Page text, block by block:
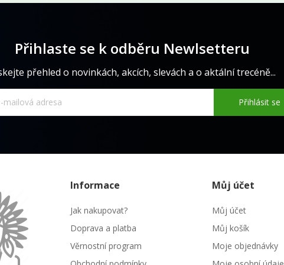
Přihlaste se k odběru Newlsetteru
přehled o novinkách, akcích, slevách a o aktální trecéně...
Přihlásit se
Informace
Jak nakupovat?
Doprava a platba
Věrnostní program
Můj účet
Můj účet
Můj košík
Moje objednávky